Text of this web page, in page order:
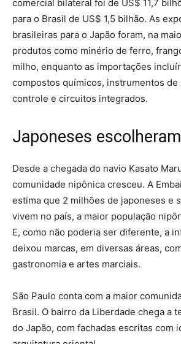
comercial bilateral foi de US$ 11,7
para o Brasil de US$ 1,5 bilhão. As
brasileiras para o Japão foram, na
produtos como minério de ferro,
milho, enquanto as importações
compostos químicos, instrumentos de
controle e circuitos integrados.
Japoneses
Desde a chegada do navio Kasato
comunidade nipônica cresceu. A
estima que 2 milhões de japoneses e
vivem no país, a maior população
E, como não poderia ser diferente, a
deixou marcas, em diversas áreas,
gastronomia e artes marciais.
São Paulo conta com a maior
Brasil. O bairro da Liberdade chega a
do Japão, com fachadas escritas com